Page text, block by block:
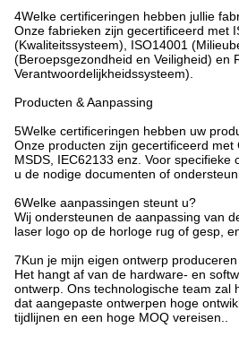
4Welke certificeringen hebben jullie
Onze fabrieken zijn gecertificeerd met
(Kwaliteitssysteem), ISO14001
(Beroepsgezondheid en Veiligheid) en
Verantwoordelijkheidssysteem).
Producten & Aanpassing
5Welke certificeringen hebben uw
Onze producten zijn gecertificeerd met
MSDS, IEC62133 enz. Voor specifieke
u de nodige documenten of
6Welke aanpassingen steunt u?
Wij ondersteunen de aanpassing van
laser logo op de horloge rug of gesp,
7Kun je mijn eigen ontwerp
Het hangt af van de hardware- en
ontwerp. Ons technologische team zal
dat aangepaste ontwerpen hoge
tijdlijnen en een hoge MOQ vereisen..